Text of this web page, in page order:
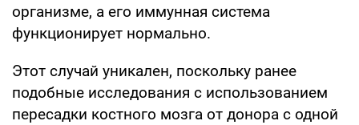
организме, а его иммунная система
функционирует нормально.
Этот случай уникален, поскольку ранее
подобные исследования с использованием
пересадки костного мозга от донора с одной